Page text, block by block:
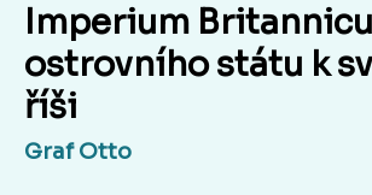
Imperium
ostrovního státu k
říši
Graf Otto